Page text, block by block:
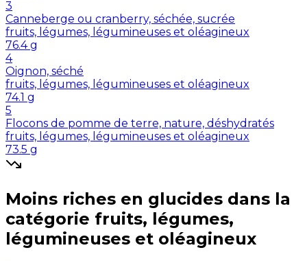
3
Canneberge ou cranberry, séchée, sucrée
fruits, légumes, légumineuses et oléagineux
76.4 g
4
Oignon, séché
fruits, légumes, légumineuses et oléagineux
74.1 g
5
Flocons de pomme de terre, nature, déshydratés
fruits, légumes, légumineuses et oléagineux
73.5 g
Moins riches en glucides dans la
catégorie fruits, légumes,
légumineuses et oléagineux